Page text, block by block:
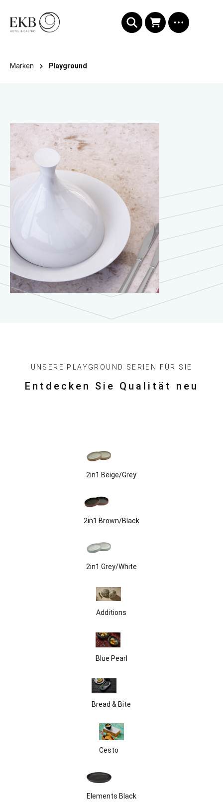
Marken Playground
UNSERE PLAYGROUND SERIEN FÜR SIE
Entdecken Sie Qualität neu
2in1 Beige/Grey
2in1 Brown/Black
2in1 Grey/White
Additions
Blue Pearl
Bread & Bite
Cesto
Elements Black